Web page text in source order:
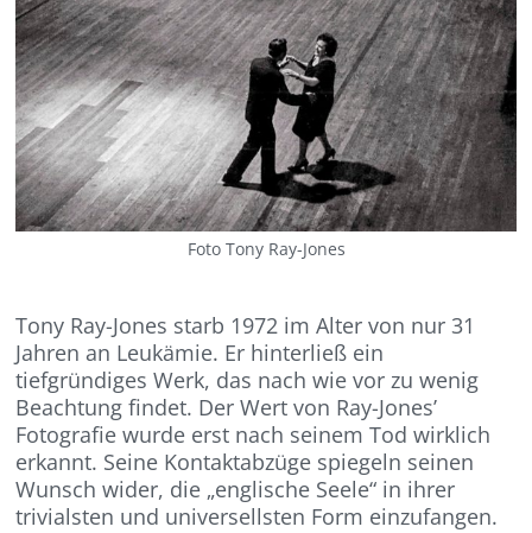
Foto Tony Ray-Jones
Tony Ray-Jones starb 1972 im Alter von nur 31
Jahren an Leukämie. Er hinterließ ein
tiefgründiges Werk, das nach wie vor zu wenig
Beachtung findet. Der Wert von Ray-Jones’
Fotografie wurde erst nach seinem Tod wirklich
erkannt. Seine Kontaktabzüge spiegeln seinen
Wunsch wider, die „englische Seele“ in ihrer
trivialsten und universellsten Form einzufangen.